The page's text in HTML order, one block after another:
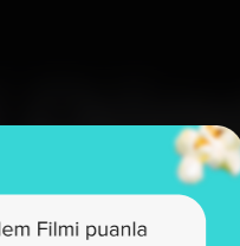
İzlemek İstiyorum